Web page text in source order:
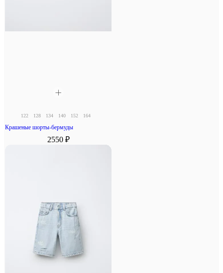
122 128 134 140 152 164
Крашеные шорты-бермуды
2550 ₽